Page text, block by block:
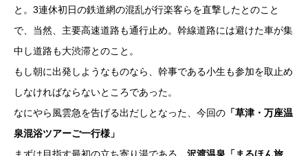
と。3連休初日の鉄道網の混乱が行楽客らを直撃したとのこと
で、当然、主要高速道路も通行止め。幹線道路には避けた車が集
中し道路も大渋滞とのこと。
もし朝に出発しようなものなら、幹事である小生も参加を取止め
しなければならないところであった。
なにやら風雲急を告げる出だしとなった、今回の 「草津・万座温
泉混浴ツアーご一行様」
まずは目指す最初の立ち寄り湯である、 沢渡温泉「まるほん旅